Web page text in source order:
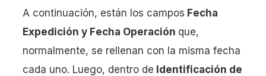
A continuación, están los campos Fecha
Expedición y Fecha Operación que,
normalmente, se rellenan con la misma fecha
cada uno. Luego, dentro de Identificación de